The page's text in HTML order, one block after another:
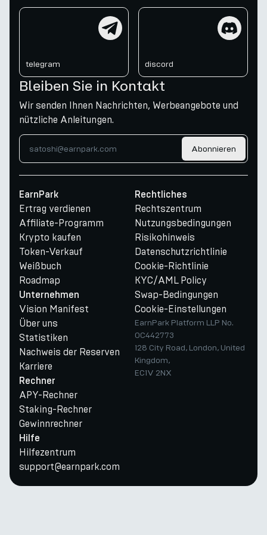
telegram discord
Bleiben Sie in Kontakt
Wir senden Ihnen Nachrichten, Werbeangebote und
nützliche Anleitungen.
Abonnieren
EarnPark
Ertrag verdienen
Affiliate-Programm
Krypto kaufen
Token-Verkauf
Weißbuch
Roadmap
Unternehmen
Vision Manifest
Über uns
Statistiken
Nachweis der Reserven
Karriere
Rechner
APY-Rechner
Staking-Rechner
Gewinnrechner
Hilfe
Hilfezentrum
support@earnpark.com
Rechtliches
Rechtszentrum
Nutzungsbedingungen
Risikohinweis
Datenschutzrichtlinie
Cookie-Richtlinie
KYC/AML Policy
Swap-Bedingungen
Cookie-Einstellungen
EarnPark Platform LLP No.
OC442773
128 City Road, London, United
Kingdom,
EC1V 2NX